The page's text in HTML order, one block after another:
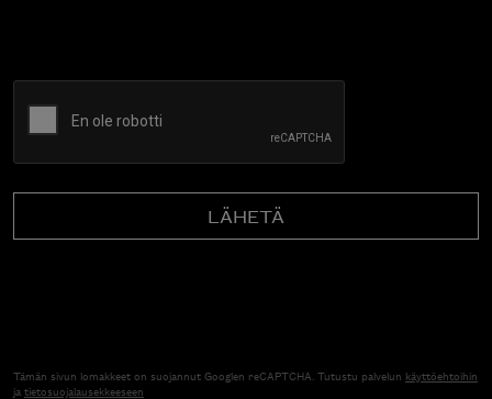
Tämän sivun lomakkeet on suojannut Googlen reCAPTCHA. Tutustu palvelun käyttöehtoihin
jatietosuojalausekkeeseen